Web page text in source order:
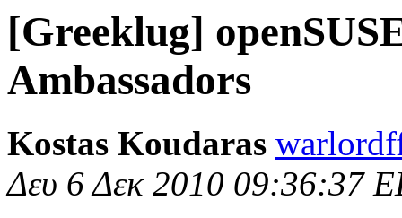
[Greeklug]
Ambassadors
Kostas Koudaras
Δευ 6 Δεκ 2010 09:36:37